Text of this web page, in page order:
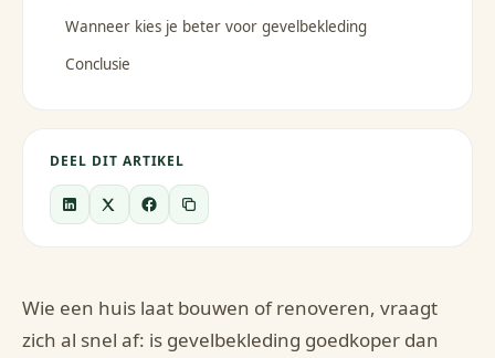
Wanneer kies je beter voor gevelbekleding
Conclusie
DEEL DIT ARTIKEL
Wie een huis laat bouwen of renoveren, vraagt
zich al snel af: is gevelbekleding goedkoper dan